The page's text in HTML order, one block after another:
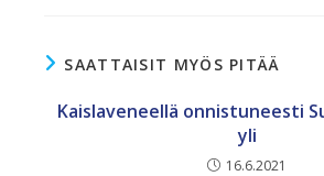
SAATTAISIT MYÖS PITÄÄ
Kaislaveneellä onnistuneesti
yli
16.6.2021